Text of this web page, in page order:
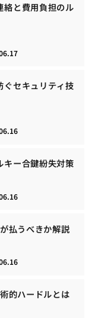
絡と費用負担のル
ぐセキュリティ技
キー合鍵紛失対策
払うべきか解説
的ハードルとは